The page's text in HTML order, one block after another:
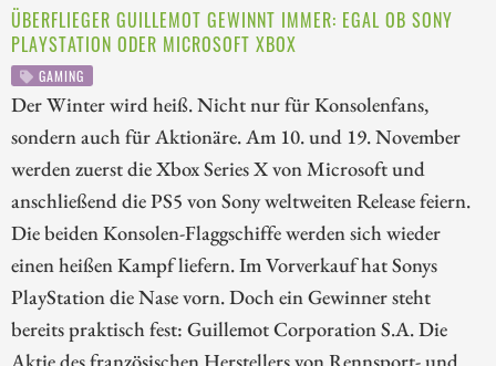
ÜBERFLIEGER GUILLEMOT GEWINNT IMMER: EGAL OB SONY
PLAYSTATION ODER MICROSOFT XBOX
GAMING
Der Winter wird heiß. Nicht nur für Konsolenfans,
sondern auch für Aktionäre. Am 10. und 19. November
werden zuerst die Xbox Series X von Microsoft und
anschließend die PS5 von Sony weltweiten Release feiern.
Die beiden Konsolen-Flaggschiffe werden sich wieder
einen heißen Kampf liefern. Im Vorverkauf hat Sonys
PlayStation die Nase vorn. Doch ein Gewinner steht
bereits praktisch fest: Guillemot Corporation S.A. Die
Aktie des französischen Herstellers von Rennsport- und